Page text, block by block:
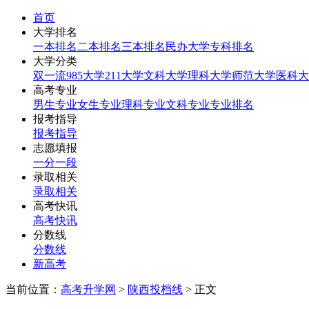
首页
大学排名
一本排名 二本排名三本排名 民办大学专科排名
大学分类
双一流985大学211大学文科大学理科大学师范大学医科
高考专业
男生专业女生专业理科专业文科专业专业排名
报考指导
报考指导
志愿填报
一分一段
录取相关
录取相关
高考快讯
高考快讯
分数线
分数线
新高考
当前位置： 高考升学网 > 陕西投档线 > 正文